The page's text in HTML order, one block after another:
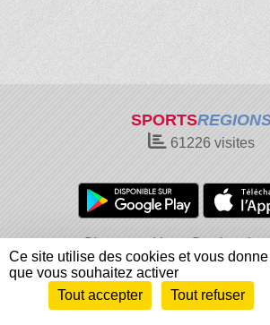
SPORTS
61226visites
Charte cookies
Gestion
Informations légales
Signaler un
Envie de participer ?
Ce site utilise des cookies et vous
que vous souhaitez activer
Tout accepter
Tout refuser